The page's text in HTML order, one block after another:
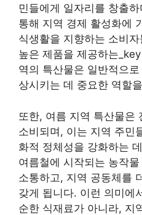
민들에게 일자리를 창출
통해 지역 경제 활성화에
식생활을 지향하는 소비
높은 제품을 제공하는
역의 특산물은 일반적으
상시키는 데 중요한 역할
또한, 여름 지역 특산물은
소비되며, 이는 지역 주민
화적 정체성을 강화하는
여름철에 시작되는 농작
소통하고, 지역 공동체를
갖게 됩니다. 이런 의미에
순한 식재료가 아니라, 지